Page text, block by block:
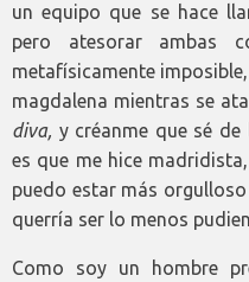
un equipo que se hace
pero atesorar
metafísicamente
magdalena mientras se
diva, y créanme que sé
es que me hice
puedo estar más
querría ser lo menos
Como soy un hombre